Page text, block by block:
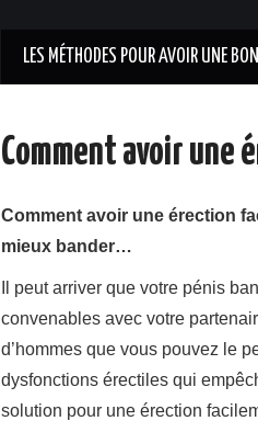
LES MÉTHODES POUR AVOIR UNE
Comment avoir une
Comment avoir une érection
mieux bander…
Il peut arriver que votre pénis
convenables avec votre
d’hommes que vous pouvez le
dysfonctions érectiles qui
solution pour une érection